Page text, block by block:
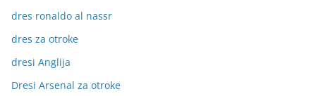
dres ronaldo al nassr
dres za otroke
dresi Anglija
Dresi Arsenal za otroke